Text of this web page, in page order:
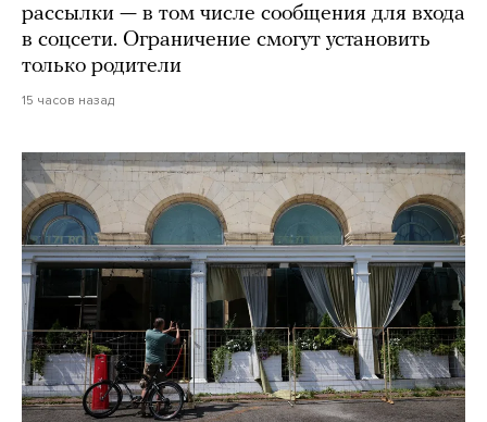
рассылки — в том числе сообщения для входа
в соцсети. Ограничение смогут установить
только родители
15 часов назад